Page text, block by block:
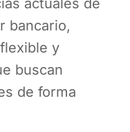
actuales de
bancario,
y
buscan
de forma